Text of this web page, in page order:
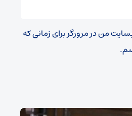
من در مرورگر برای زمانی که